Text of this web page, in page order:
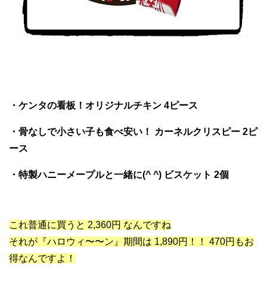
・ケンタの看板！オリジナルチキン 4ピース
・骨なしで小さい子も食べ安い！ カーネルクリスピー 2ピ
ース
・特製ハニーメープルと一緒に(^ ^) ビスケット 2個
これ普通に買うと 2,360円 なんですね
それが『ハロウィ〜〜ン』期間は 1,890円！！ 470円もお
得なんですよ！